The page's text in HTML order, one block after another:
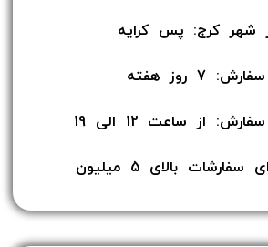
شهر کرج: پس کرایه
روز هفته
از ساعت 12 الی 19
ارسال رایگان برای سفارشات بالای 5 میلیون